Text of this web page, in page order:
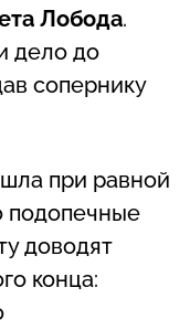
Лобода.
дело до
сопернику
при равной
подопечные
доводят
конца: